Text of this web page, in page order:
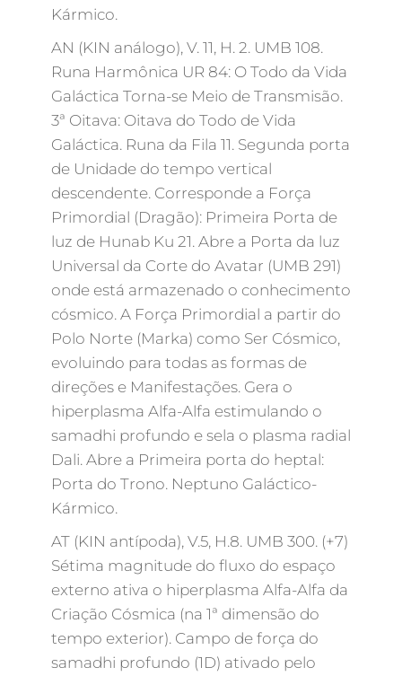
Kármico.
AN (KIN análogo), V. 11, H. 2. UMB 108.
Runa Harmônica UR 84: O Todo da Vida
Galáctica Torna-se Meio de Transmisão.
3ª Oitava: Oitava do Todo de Vida
Galáctica. Runa da Fila 11. Segunda porta
de Unidade do tempo vertical
descendente. Corresponde a Força
Primordial (Dragão): Primeira Porta de
luz de Hunab Ku 21. Abre a Porta da luz
Universal da Corte do Avatar (UMB 291)
onde está armazenado o conhecimento
cósmico. A Força Primordial a partir do
Polo Norte (Marka) como Ser Cósmico,
evoluindo para todas as formas de
direções e Manifestações. Gera o
hiperplasma Alfa-Alfa estimulando o
samadhi profundo e sela o plasma radial
Dali. Abre a Primeira porta do heptal:
Porta do Trono. Neptuno Galáctico-
Kármico.
AT (KIN antípoda), V.5, H.8. UMB 300. (+7)
Sétima magnitude do fluxo do espaço
externo ativa o hiperplasma Alfa-Alfa da
Criação Cósmica (na 1ª dimensão do
tempo exterior). Campo de força do
samadhi profundo (1D) ativado pelo